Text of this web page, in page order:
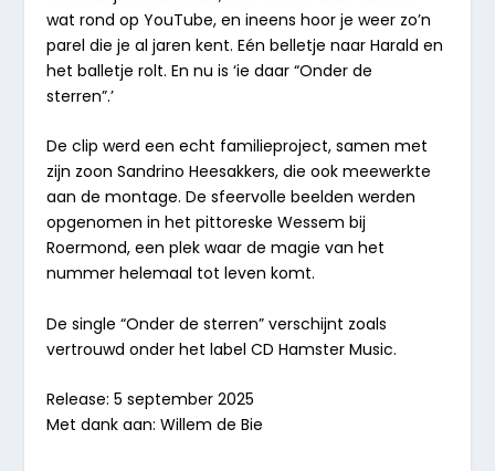
wat rond op YouTube, en ineens hoor je weer zo’n
parel die je al jaren kent. Eén belletje naar Harald en
het balletje rolt. En nu is ‘ie daar“Onder de
sterren”.’
De clip werd een echt familieproject, samen met
zijn zoon Sandrino Heesakkers, die ook meewerkte
aan de montage. De sfeervolle beelden werden
opgenomen in het pittoreske Wessem bij
Roermond, een plek waar de magie van het
nummer helemaal tot leven komt.
De single “Onder de sterren”verschijnt zoals
vertrouwd onder het label CD Hamster Music.
Release: 5 september 2025
Met dank aan: Willem de Bie